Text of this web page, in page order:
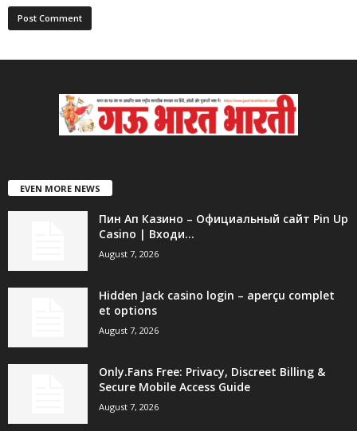
EVEN MORE NEWS
Пин Ап Казино – Официальный сайт Pin Up
Casino | Входи...
August 7, 2026
Hidden Jack casino login – aperçu complet
et options
August 7, 2026
Only.Fans Free: Privacy, Discreet Billing &
Secure Mobile Access Guide
August 7, 2026